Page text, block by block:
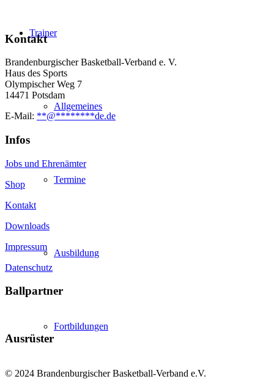
Trainer
Allgemeines
Termine
Ausbildung
Fortbildungen
Kontakt
Brandenburgischer Basketball-Verband e. V.
Haus des Sports
Olympischer Weg 7
14471 Potsdam
E-Mail: **@********de.de
Infos
Jobs und Ehrenämter
Shop
Kontakt
Downloads
Impressum
Datenschutz
Ballpartner
Ausrüster
© 2024 Brandenburgischer Basketball-Verband e.V.